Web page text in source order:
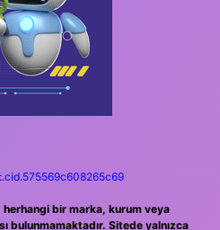
bir marka, kurum veya
bulunmamaktadır. Sitede yalnızca